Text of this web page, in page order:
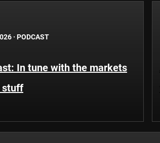
· PODCAST
In tune with the markets
stuff